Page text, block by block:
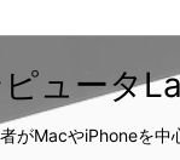
ュータ
がMacやiPhoneを